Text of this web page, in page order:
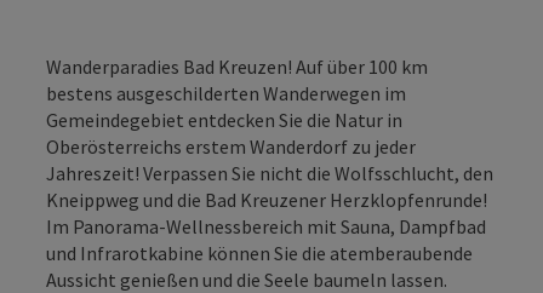
Wanderparadies Bad Kreuzen! Auf über 100 km
bestens ausgeschilderten Wanderwegen im
Gemeindegebiet entdecken Sie die Natur in
Oberösterreichs erstem Wanderdorf zu jeder
Jahreszeit! Verpassen Sie nicht die Wolfsschlucht, den
Kneippweg und die Bad Kreuzener Herzklopfenrunde!
Im Panorama-Wellnessbereich mit Sauna, Dampfbad
und Infrarotkabine können Sie die atemberaubende
Aussicht genießen und die Seele baumeln lassen.